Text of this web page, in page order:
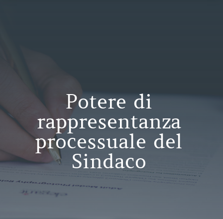
Potere di
rappresentanza
processuale del
Sindaco